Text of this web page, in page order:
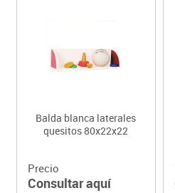
Balda blanca laterales
quesitos 80x22x22
Precio
Consultar aquí